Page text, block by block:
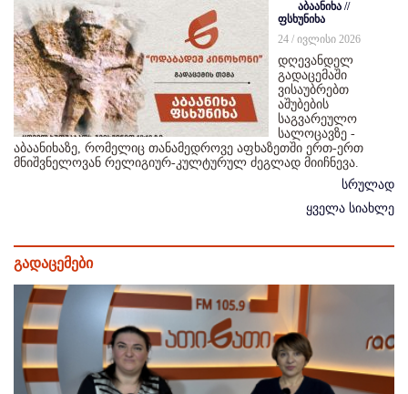
აბაანიხა //
ფსხუნიხა
24 / ივლისი 2026
დღევანდელ
გადაცემაში
ვისაუბრებთ
აშუბების
საგვარეულო
სალოცავზე -
აბაანიხაზე, რომელიც თანამედროვე აფხაზეთში ერთ-ერთ
მნიშვნელოვან რელიგიურ-კულტურულ ძეგლად მიიჩნევა.
სრულად
ყველა სიახლე
გადაცემები